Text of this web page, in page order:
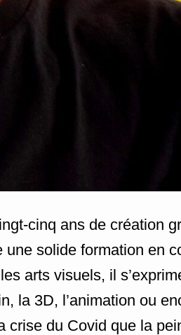
cinq ans de création
une solide formation en
arts visuels, il
la 3D, l’animation ou
crise du Covid que la